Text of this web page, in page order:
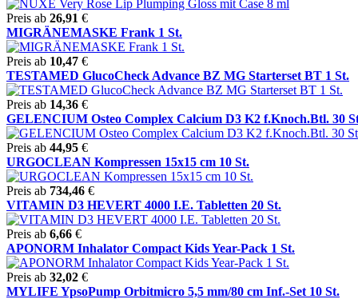
Preis ab 26,91 €
MIGRÄNEMASKE Frank 1 St.
Preis ab 10,47 €
TESTAMED GlucoCheck Advance BZ MG Starterset BT 1 St.
Preis ab 14,36 €
GELENCIUM Osteo Complex Calcium D3 K2 f.Knoch.Btl. 30
Preis ab 44,95 €
URGOCLEAN Kompressen 15x15 cm 10 St.
Preis ab 734,46 €
VITAMIN D3 HEVERT 4000 I.E. Tabletten 20 St.
Preis ab 6,66 €
APONORM Inhalator Compact Kids Year-Pack 1 St.
Preis ab 32,02 €
MYLIFE YpsoPump Orbitmicro 5,5 mm/80 cm Inf.-Set 10 St.